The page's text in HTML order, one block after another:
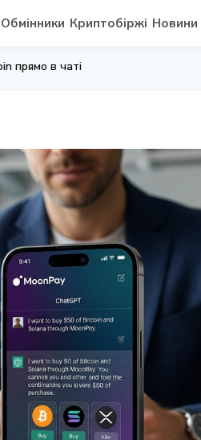
Обмінники Криптобіржі Новини
прямо в чаті